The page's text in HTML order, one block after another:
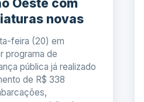
Oeste com
novas
feira (20) em
programa de
pública já realizado
de R$ 338